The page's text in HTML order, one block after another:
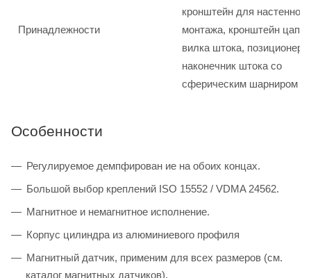
Принадлежности
кронштейн для настенного
монтажа, кронштейн
вилка штока, позиционер
наконечник штока со
сферическим шарниром
Особенности
Регулируемое демпфирован ие на обоих концах.
Большой выбор креплений ISO 15552 / VDMA 24562.
Магнитное и немагнитное исполнение.
Корпус цилиндра из алюминиевого профиля
Магнитный датчик, применим для всех размеров (см.
каталог магнитных датчиков).